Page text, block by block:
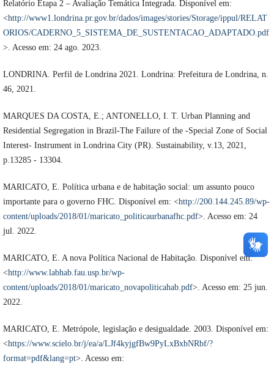
Relatório Etapa 2 – Avaliação Temática Integrada. Disponível em:
<http://www1.londrina.pr.gov.br/dados/images/stories/Storage/ippul/RELAT
ORIOS/CADERNO_5_SISTEMA_DE_SUSTENTACAO_ADAPTADO.pdf
>. Acesso em: 24 ago. 2023.
LONDRINA. Perfil de Londrina 2021. Londrina: Prefeitura de Londrina, n.
46, 2021.
MARQUES DA COSTA, E.; ANTONELLO, I. T. Urban Planning and
Residential Segregation in Brazil-The Failure of the -Special Zone of Social
Interest- Instrument in Londrina City (PR). Sustainability, v.13, 2021,
p.13285 - 13304.
MARICATO, E. Política urbana e de habitação social: um assunto pouco
importante para o governo FHC. Disponível em: <http://200.144.245.89/wp-
content/uploads/2018/01/maricato_politicaurbanafhc.pdf>. Acesso em: 24
jul. 2022.
MARICATO, E. A nova Política Nacional de Habitação. Disponível em:
<http://www.labhab.fau.usp.br/wp-
content/uploads/2018/01/maricato_novapoliticahab.pdf>. Acesso em: 25 jun.
2022.
MARICATO, E. Metrópole, legislação e desigualdade. 2003. Disponível em:
<https://www.scielo.br/j/ea/a/LJf4kyjgfBw9PyLxBxbNRbf/?
format=pdf&lang=pt>. Acesso em: